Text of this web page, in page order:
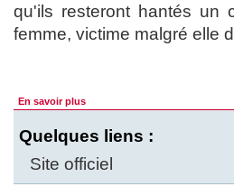
qu'ils resteront hantés un
femme, victime malgré elle
En savoir plus
Quelques liens :
Site officiel